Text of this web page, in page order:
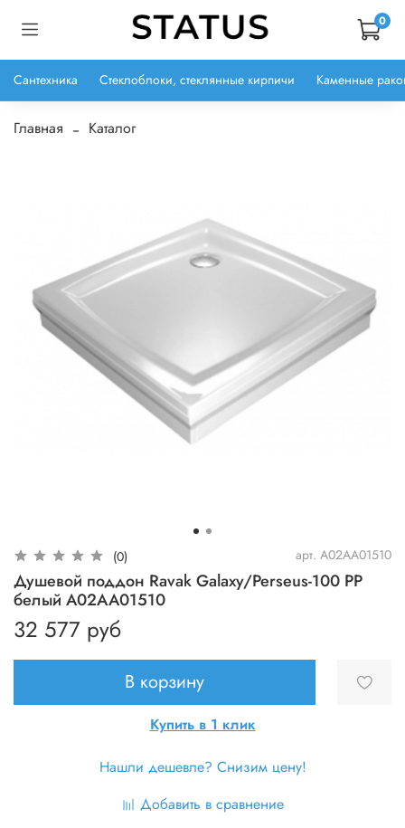
0
Сантехника Стеклоблоки, стеклянные кирпичи Каменные
Главная Каталог
(0) арт. A02AA01510
Душевой поддон Ravak Galaxy/Perseus-100 PP
белый A02AA01510
32 577 руб
В корзину
Купить в 1 клик
Нашли дешевле? Снизим цену!
Добавить в сравнение